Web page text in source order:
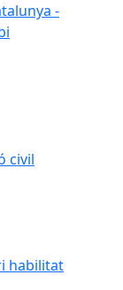
-
civil
habilitat